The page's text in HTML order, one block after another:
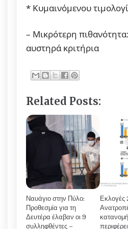
* Κυμαινόμενου
– Μικρότερη
αυστηρά κριτήρια
Related Posts:
Ναυάγιο στην Πύλο:
Προθεσμία για τη
Δευτέρα έλαβαν οι 9
συλληφθέντες –
Εκλογές